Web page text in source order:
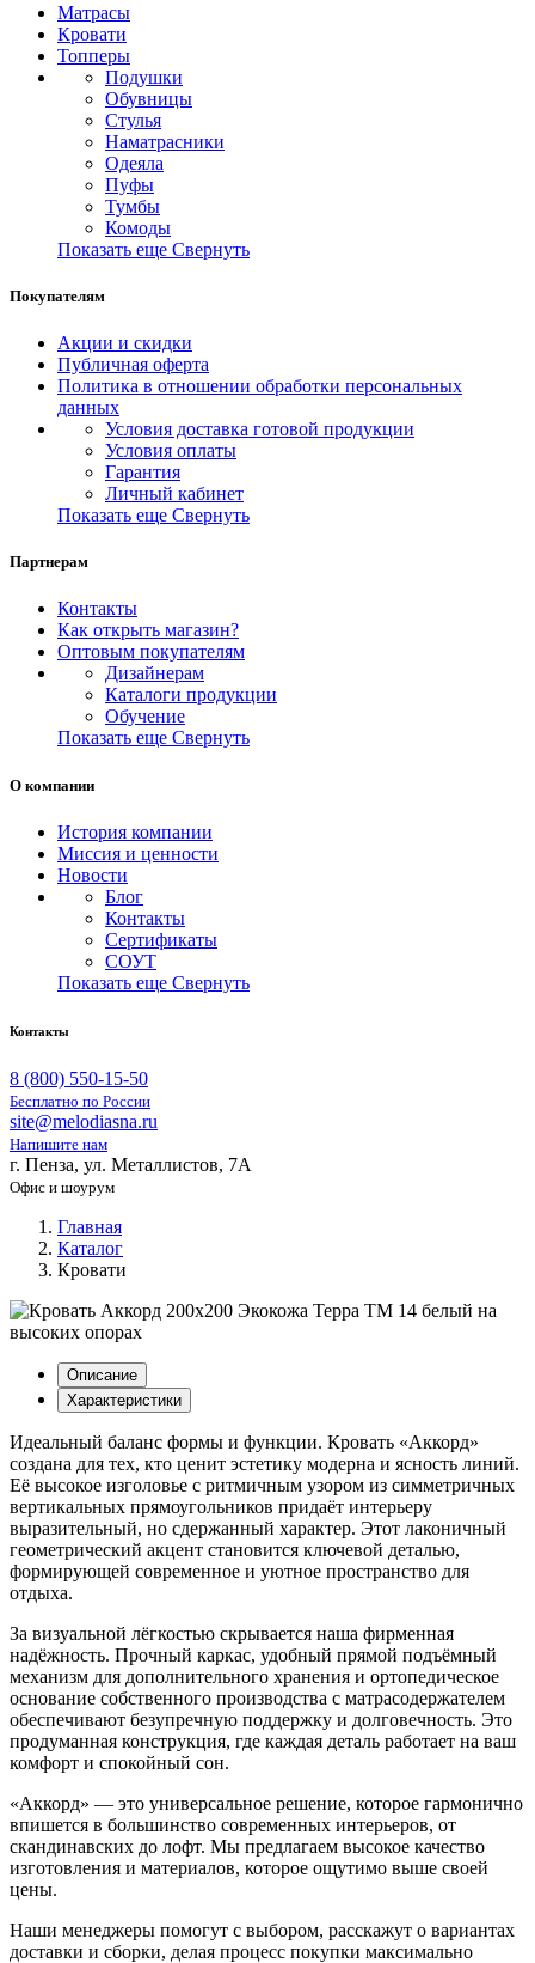
Матрасы
Кровати
Топперы
Подушки
Обувницы
Стулья
Наматрасники
Одеяла
Пуфы
Тумбы
Комоды
Показать еще Свернуть
Покупателям
Акции и скидки
Публичная оферта
Политика в отношении обработки персональных
данных
Условия доставка готовой продукции
Условия оплаты
Гарантия
Личный кабинет
Показать еще Свернуть
Партнерам
Контакты
Как открыть магазин?
Оптовым покупателям
Дизайнерам
Каталоги продукции
Обучение
Показать еще Свернуть
О компании
История компании
Миссия и ценности
Новости
Блог
Контакты
Сертификаты
СОУТ
Показать еще Свернуть
Контакты
8 (800) 550-15-50
Бесплатно по России
site@melodiasna.ru
Напишите нам
г. Пенза, ул. Металлистов, 7А
Офис и шоурум
Главная
Каталог
Кровати
Описание
Характеристики
Идеальный баланс формы и функции. Кровать «Аккорд»
создана для тех, кто ценит эстетику модерна и ясность линий.
Её высокое изголовье с ритмичным узором из симметричных
вертикальных прямоугольников придаёт интерьеру
выразительный, но сдержанный характер. Этот лаконичный
геометрический акцент становится ключевой деталью,
формирующей современное и уютное пространство для
отдыха.
За визуальной лёгкостью скрывается наша фирменная
надёжность. Прочный каркас, удобный прямой подъёмный
механизм для дополнительного хранения и ортопедическое
основание собственного производства с матрасодержателем
обеспечивают безупречную поддержку и долговечность. Это
продуманная конструкция, где каждая деталь работает на ваш
комфорт и спокойный сон.
«Аккорд» — это универсальное решение, которое гармонично
впишется в большинство современных интерьеров, от
скандинавских до лофт. Мы предлагаем высокое качество
изготовления и материалов, которое ощутимо выше своей
цены.
Наши менеджеры помогут с выбором, расскажут о вариантах
доставки и сборки, делая процесс покупки максимально